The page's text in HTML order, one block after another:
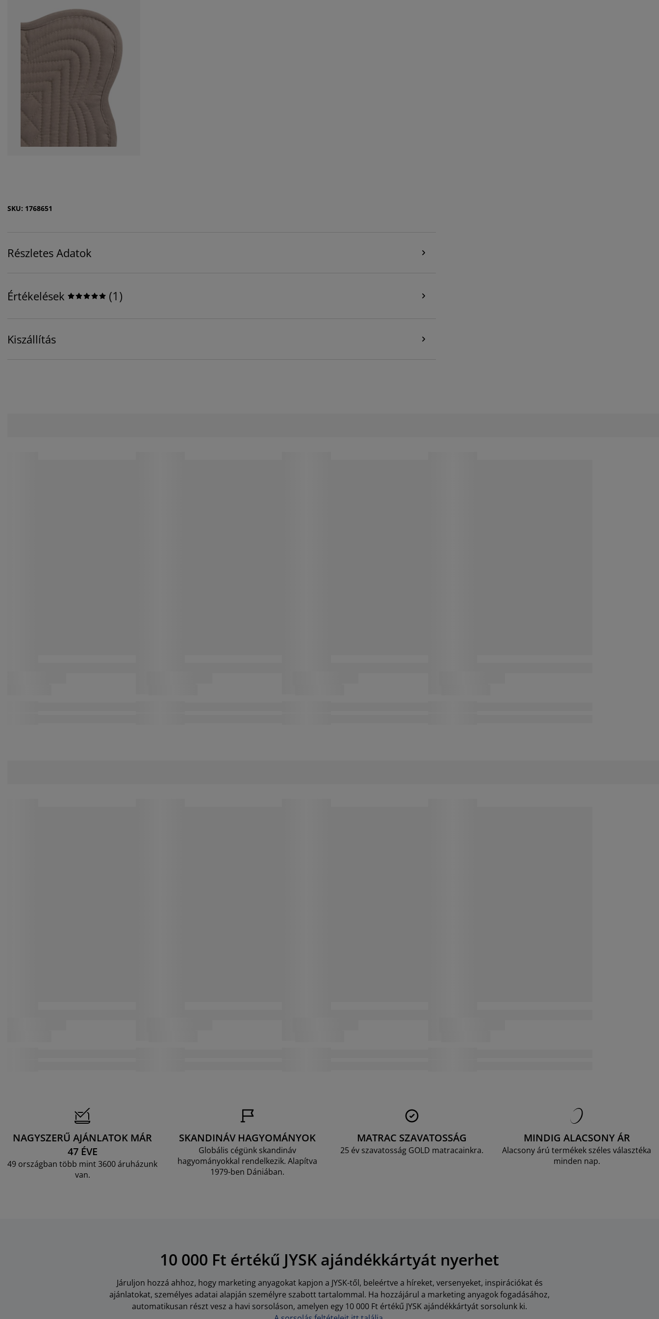
SKU: 1768651
Részletes Adatok
Értékelések (1)
Kiszállítás
NAGYSZERŰ AJÁNLATOK MÁR
47 ÉVE
49 országban több mint 3600 áruházunk
van.
SKANDINÁV HAGYOMÁNYOK
Globális cégünk skandináv
hagyományokkal rendelkezik. Alapítva
1979-ben Dániában.
MATRAC SZAVATOSSÁG
25 év szavatosság GOLD matracainkra.
MINDIG ALACSONY ÁR
Alacsony árú termékek széles választéka
minden nap.
10 000 Ft értékű JYSK ajándékkártyát nyerhet
Járuljon hozzá ahhoz, hogy marketing anyagokat kapjon a JYSK-től, beleértve a híreket, versenyeket, inspirációkat és
ajánlatokat, személyes adatai alapján személyre szabott tartalommal. Ha hozzájárul a marketing anyagok fogadásához,
automatikusan részt vesz a havi sorsoláson, amelyen egy 10 000 Ft értékű JYSK ajándékkártyát sorsolunk ki.